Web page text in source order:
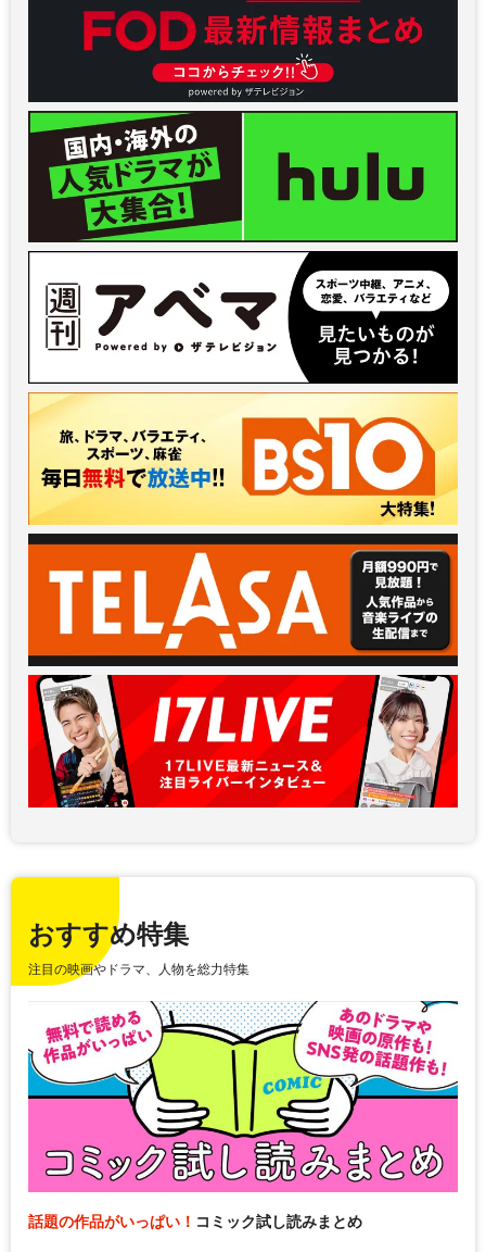
おすすめ特集
注目の映画やドラマ、人物を総力特集
話題の作品がいっぱい！ コミック試し読みまとめ